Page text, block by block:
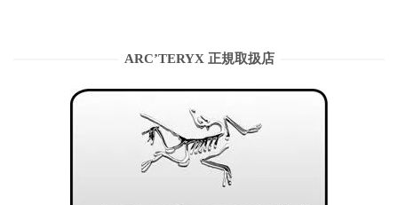
ARC’TERYX 正規取扱店